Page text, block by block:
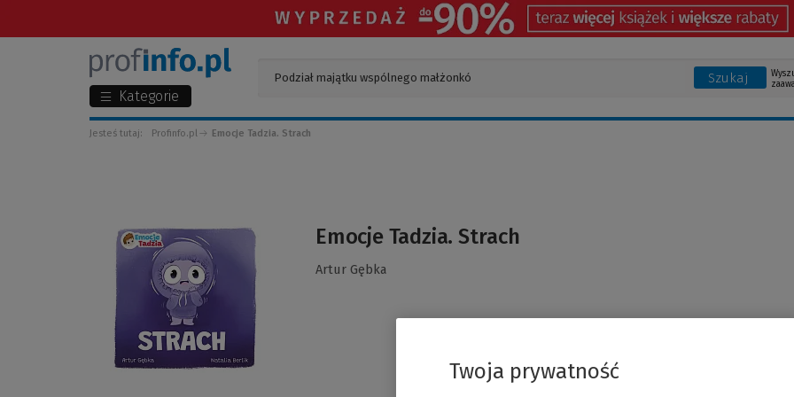
Kategorie
Szukaj
Jesteś tutaj: Profinfo.pl Emocje Tadzia. Strach
Emocje Tadzia. Strach
Artur Gębka
Twoja prywatność